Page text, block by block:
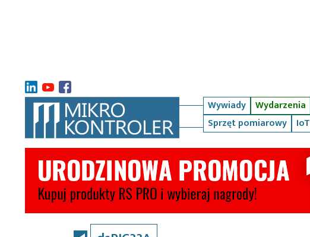
Wywiady Wydarzenia
Sprzęt pomiarowy
IoT